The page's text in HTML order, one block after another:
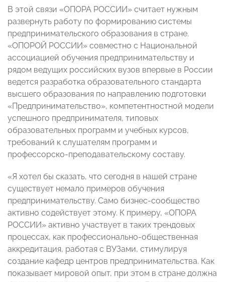
В этой связи «ОПОРА РОССИИ» считает нужным
развернуть работу по формированию системы
предпринимательского образования в стране.
«ОПОРОЙ РОССИИ» совместно с Национальной
ассоциацией обучения предпринимательству и
рядом ведущих российских вузов впервые в России
ведется разработка образовательного стандарта
высшего образования по направлению подготовки
«Предпринимательство», компетентностной модели
успешного предпринимателя, типовых
образовательных программ и учебных курсов,
требований к слушателям программ и
профессорско-преподавательскому составу.
«Я хотел бы сказать, что сегодня в нашей стране
существует немало примеров обучения
предпринимательству. Само бизнес-сообщество
активно содействует этому. К примеру, «ОПОРА
РОССИИ» активно участвует в таких трендовых
процессах, как профессионально-общественная
аккредитация, работая с ВУЗами, стимулируя
создание кафедр центров предпринимательства. Как
показывает мировой опыт, при этом в стране должна